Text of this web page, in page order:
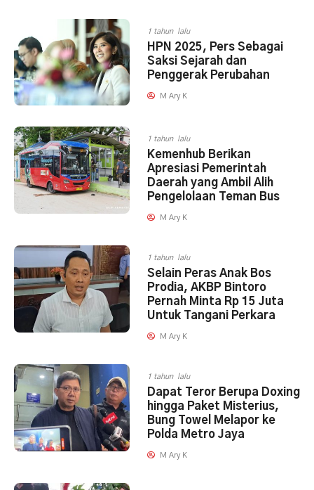
1 tahun lalu
HPN 2025, Pers Sebagai
Saksi Sejarah dan
Penggerak Perubahan
M Ary K
1 tahun lalu
Kemenhub Berikan
Apresiasi Pemerintah
Daerah yang Ambil Alih
Pengelolaan Teman Bus
M Ary K
1 tahun lalu
Selain Peras Anak Bos
Prodia, AKBP Bintoro
Pernah Minta Rp 15 Juta
Untuk Tangani Perkara
M Ary K
1 tahun lalu
Dapat Teror Berupa Doxing
hingga Paket Misterius,
Bung Towel Melapor ke
Polda Metro Jaya
M Ary K